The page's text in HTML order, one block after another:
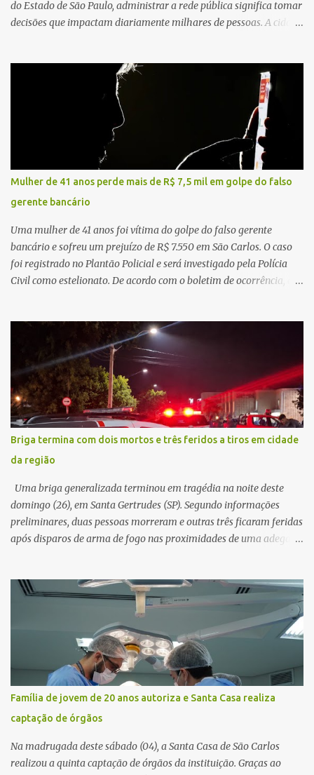
do Estado de São Paulo, administrar a rede pública significa tomar
decisões que impactam diariamente milhares de pessoas. A cidade
município, mas também de diversas cidades do entorno,
ampliando significativamente a responsabilidade da gestão sobre
o Sistema Único de Saúde (SUS). Nos últimos anos, o Governo
Federal tem ampliado investimentos destinados ao fortalecimento
da atenção básica, da infraestrutura hospitalar e da
regionalização dos serviços de saúde. Entretanto, em um cenário
de demandas crescentes e recursos necessariamente limitados, a
principal missão da gestão pública não é apenas investir mais,
mas decidir melhor onde investir para produzir o maior benefício
possível à população. Essa reflexão encontra respaldo tanto na
teoria da admini...
Mulher de 41 anos perde mais de R$ 7,5 mil em golpe do falso
gerente bancário
Uma mulher de 41 anos foi vítima do golpe do falso gerente
bancário e sofreu um prejuízo de R$ 7.550 em São Carlos. O caso
foi registrado no Plantão Policial e será investigado pela Polícia
Civil como estelionato. De acordo com o boletim de ocorrência, a
suspeito alegou que seria necessário atualizar o cadastro da conta
e passou a orientar a vítima sobre os procedimentos que deveriam
ser realizados. Dias depois, o golpista enviou um documento em
PDF simulando uma comunicação oficial da instituição financeira.
Na sequência, entrou em contato por telefone e encaminhou um
link, orientando a vítima a acessá-lo pelo computador para
concluir a suposta atualização cadastral. Após realizar o
procedimento, a conta bancária ficou bloqueada por algumas
horas. Sem conseguir acessar o sistema, a vítima tentou
novamente contato com o suposto gerente, mas não obteve
resposta. Na segunda-fe...
Briga termina com dois mortos e três feridos a tiros em cidade
da região
Uma briga generalizada terminou em tragédia na noite deste
domingo (26), em Santa Gertrudes (SP). Segundo informações
preliminares, duas pessoas morreram e outras três ficaram feridas
após disparos de arma de fogo nas proximidades de uma adega. O
começado dentro do estabelecimento e se estendido para a área
externa, quando dois homens armados passaram a efetuar
diversos disparos. Duas vítimas morreram ainda no local. Outras
três pessoas foram baleadas e socorridas. Até o momento, não
foram divulgadas informações oficiais sobre o estado de saúde dos
feridos. Equipes da Polícia Militar de Santa Gertrudes atenderam a
ocorrência e isolaram a área para o trabalho da perícia. Até a
última atualização, nenhum suspeito havia sido preso. A Polícia
Civil investigará a motivação da briga, a autoria dos disparos e as
circunstâncias do crime. A ocorrência segue em anda...
Família de jovem de 20 anos autoriza e Santa Casa realiza
captação de órgãos
Na madrugada deste sábado (04), a Santa Casa de São Carlos
realizou a quinta captação de órgãos da instituição. Graças ao